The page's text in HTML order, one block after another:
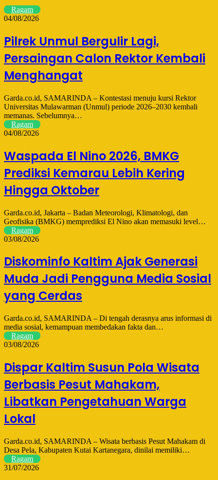
Ragam
04/08/2026
Pilrek Unmul Bergulir Lagi,
Persaingan Calon Rektor Kembali
Menghangat
Garda.co.id, SAMARINDA – Kontestasi menuju kursi Rektor
Universitas Mulawarman (Unmul) periode 2026–2030 kembali
memanas. Sebelumnya…
Ragam
04/08/2026
Waspada El Nino 2026, BMKG
Prediksi Kemarau Lebih Kering
Hingga Oktober
Garda.co.id, Jakarta – Badan Meteorologi, Klimatologi, dan
Geofisika (BMKG) memprediksi El Nino akan memasuki level…
Ragam
03/08/2026
Diskominfo Kaltim Ajak Generasi
Muda Jadi Pengguna Media Sosial
yang Cerdas
Garda.co.id, SAMARINDA – Di tengah derasnya arus informasi di
media sosial, kemampuan membedakan fakta dan…
Ragam
03/08/2026
Dispar Kaltim Susun Pola Wisata
Berbasis Pesut Mahakam,
Libatkan Pengetahuan Warga
Lokal
Garda.co.id, SAMARINDA – Wisata berbasis Pesut Mahakam di
Desa Pela, Kabupaten Kutai Kartanegara, dinilai memiliki…
Ragam
31/07/2026